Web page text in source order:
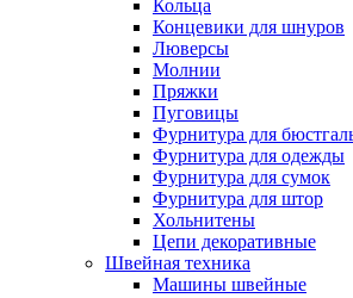
Кольца
Концевики для шнуров
Люверсы
Молнии
Пряжки
Пуговицы
Фурнитура для
Фурнитура для одежды
Фурнитура для сумок
Фурнитура для штор
Хольнитены
Цепи декоративные
Швейная техника
Машины швейные